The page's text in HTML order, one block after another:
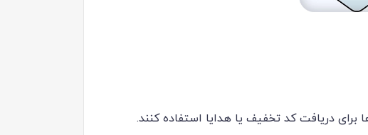
برای دریافت کد تخفیف یا هدایا استفاده کنند.